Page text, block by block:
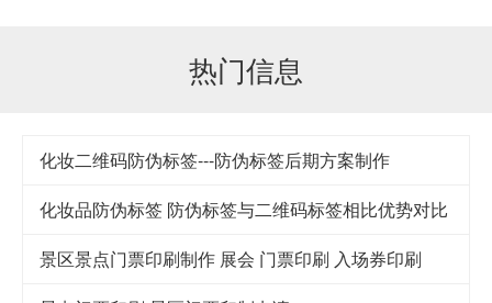
热门信息
化妆二维码防伪标签---防伪标签后期方案制作
化妆品防伪标签 防伪标签与二维码标签相比优势对比
景区景点门票印刷制作 展会 门票印刷 入场券印刷